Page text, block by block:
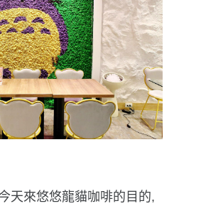
天來悠悠龍貓咖啡的目的,